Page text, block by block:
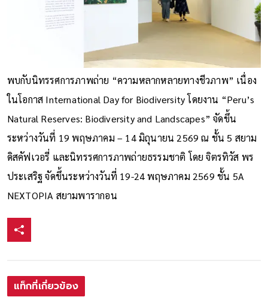
พบกับนิทรรศการภาพถ่าย “ความหลากหลายทางชีวภาพ” เนื่อง
ในโอกาส International Day for Biodiversity โดยงาน “Peru’s
Natural Reserves: Biodiversity and Landscapes” จัดขึ้น
ระหว่างวันที่ 19 พฤษภาคม – 14 มิถุนายน 2569 ณ ชั้น 5 สยาม
ดิสคัฟเวอรี่ และนิทรรศการภาพถ่ายธรรมชาติ โดย จิตรทิวัส พร
ประเสริฐ จัดขึ้นระหว่างวันที่ 19-24 พฤษภาคม 2569 ชั้น 5A
NEXTOPIA สยามพารากอน
แท็กที่เกี่ยวข้อง